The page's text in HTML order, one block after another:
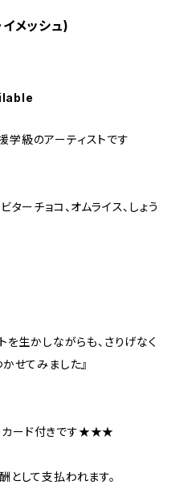
メッシュ)
級のアーティストです
ーチョコ、オムライス、しょう
を生かしながらも、さりげなく
せてみました』
カード付きです★★★
として支払われます。